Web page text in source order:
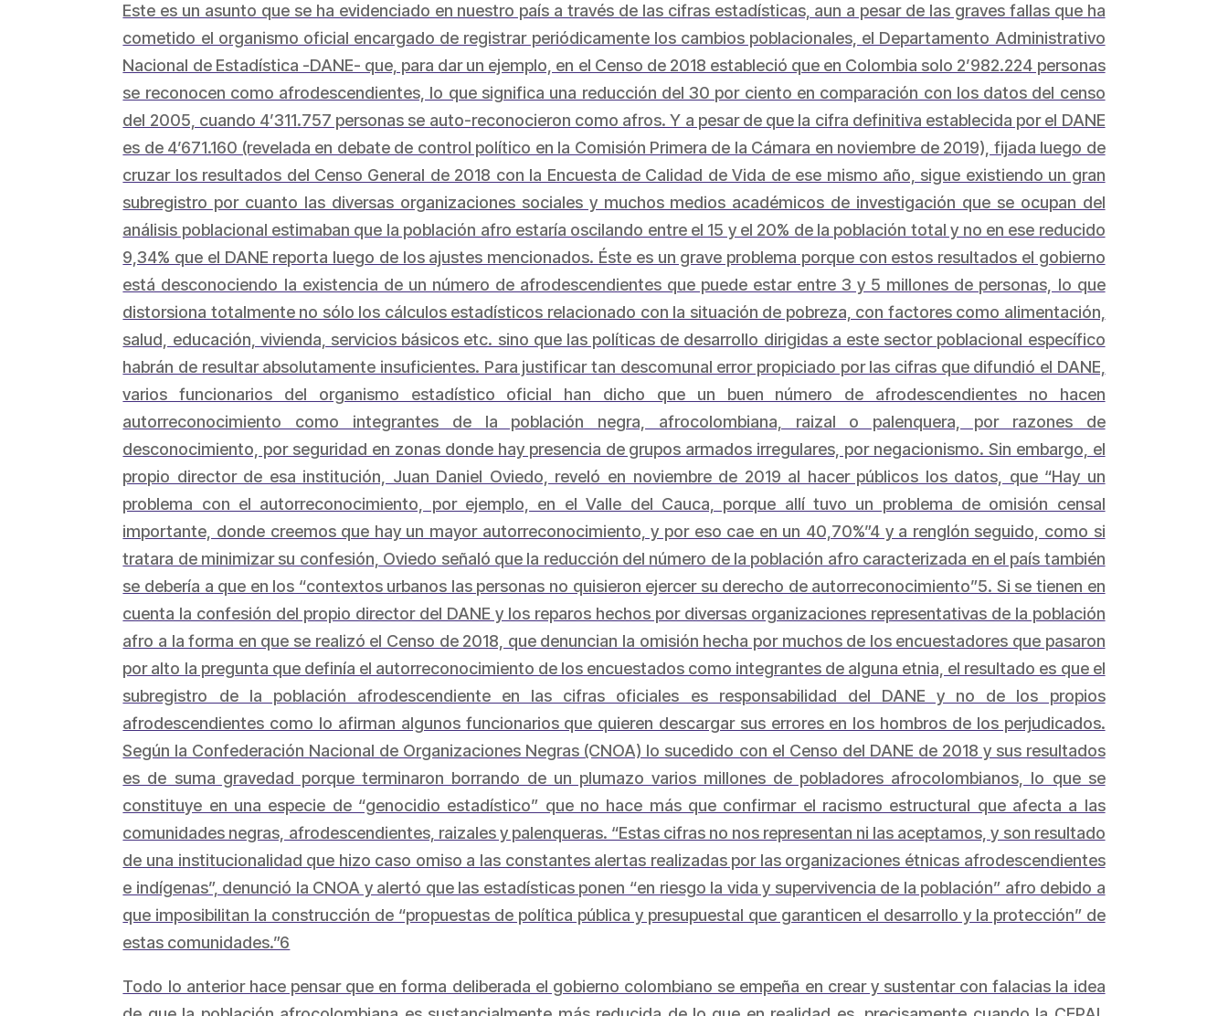
Este es un asunto que se ha evidenciado en nuestro país a través de las cifras estadísticas, aun a pesar de las graves fallas que ha
cometido el organismo oficial encargado de registrar periódicamente los cambios poblacionales, el Departamento Administrativo
Nacional de Estadística -DANE- que, para dar un ejemplo, en el Censo de 2018 estableció que en Colombia solo 2’982.224 personas
se reconocen como afrodescendientes, lo que significa una reducción del 30 por ciento en comparación con los datos del censo
del 2005, cuando 4’311.757 personas se auto-reconocieron como afros. Y a pesar de que la cifra definitiva establecida por el DANE
es de 4’671.160 (revelada en debate de control político en la Comisión Primera de la Cámara en noviembre de 2019), fijada luego de
cruzar los resultados del Censo General de 2018 con la Encuesta de Calidad de Vida de ese mismo año, sigue existiendo un gran
subregistro por cuanto las diversas organizaciones sociales y muchos medios académicos de investigación que se ocupan del
análisis poblacional estimaban que la población afro estaría oscilando entre el 15 y el 20% de la población total y no en ese reducido
9,34% que el DANE reporta luego de los ajustes mencionados. Éste es un grave problema porque con estos resultados el gobierno
está desconociendo la existencia de un número de afrodescendientes que puede estar entre 3 y 5 millones de personas, lo que
distorsiona totalmente no sólo los cálculos estadísticos relacionado con la situación de pobreza, con factores como alimentación,
salud, educación, vivienda, servicios básicos etc. sino que las políticas de desarrollo dirigidas a este sector poblacional específico
habrán de resultar absolutamente insuficientes. Para justificar tan descomunal error propiciado por las cifras que difundió el DANE,
varios funcionarios del organismo estadístico oficial han dicho que un buen número de afrodescendientes no hacen
autorreconocimiento como integrantes de la población negra, afrocolombiana, raizal o palenquera, por razones de
desconocimiento, por seguridad en zonas donde hay presencia de grupos armados irregulares, por negacionismo. Sin embargo, el
propio director de esa institución, Juan Daniel Oviedo, reveló en noviembre de 2019 al hacer públicos los datos, que “Hay un
problema con el autorreconocimiento, por ejemplo, en el Valle del Cauca, porque allí tuvo un problema de omisión censal
importante, donde creemos que hay un mayor autorreconocimiento, y por eso cae en un 40,70%”4 y a renglón seguido, como si
tratara de minimizar su confesión, Oviedo señaló que la reducción del número de la población afro caracterizada en el país también
se debería a que en los “contextos urbanos las personas no quisieron ejercer su derecho de autorreconocimiento”5. Si se tienen en
cuenta la confesión del propio director del DANE y los reparos hechos por diversas organizaciones representativas de la población
afro a la forma en que se realizó el Censo de 2018, que denuncian la omisión hecha por muchos de los encuestadores que pasaron
por alto la pregunta que definía el autorreconocimiento de los encuestados como integrantes de alguna etnia, el resultado es que el
subregistro de la población afrodescendiente en las cifras oficiales es responsabilidad del DANE y no de los propios
afrodescendientes como lo afirman algunos funcionarios que quieren descargar sus errores en los hombros de los perjudicados.
Según la Confederación Nacional de Organizaciones Negras (CNOA) lo sucedido con el Censo del DANE de 2018 y sus resultados
es de suma gravedad porque terminaron borrando de un plumazo varios millones de pobladores afrocolombianos, lo que se
constituye en una especie de “genocidio estadístico” que no hace más que confirmar el racismo estructural que afecta a las
comunidades negras, afrodescendientes, raizales y palenqueras. “Estas cifras no nos representan ni las aceptamos, y son resultado
de una institucionalidad que hizo caso omiso a las constantes alertas realizadas por las organizaciones étnicas afrodescendientes
e indígenas”, denunció la CNOA y alertó que las estadísticas ponen “en riesgo la vida y supervivencia de la población” afro debido a
que imposibilitan la construcción de “propuestas de política pública y presupuestal que garanticen el desarrollo y la protección” de
estas comunidades.”6
Todo lo anterior hace pensar que en forma deliberada el gobierno colombiano se empeña en crear y sustentar con falacias la idea